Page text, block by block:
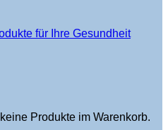
Produkte im Warenkorb.
für Ihre Gesundheit